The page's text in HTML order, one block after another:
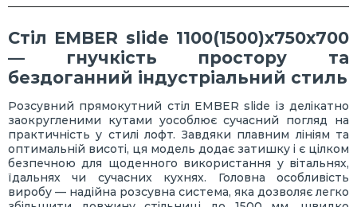
Стіл EMBER slide 1100(1500)х750х700
— гнучкість простору та
бездоганний індустріальний стиль
Розсувний прямокутний стіл EMBER slide із делікатно
заокругленими кутами уособлює сучасний погляд на
практичність у стилі лофт. Завдяки плавним лініям та
оптимальній висоті, ця модель додає затишку і є цілком
безпечною для щоденного використання у вітальнях,
їдальнях чи сучасних кухнях. Головна особливість
виробу — надійна розсувна система, яка дозволяє легко